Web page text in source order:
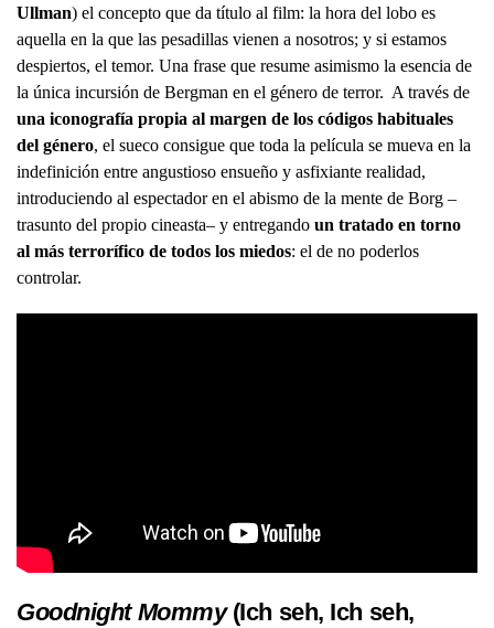
Ullman) el concepto que da título al film: la hora del lobo es
aquella en la que las pesadillas vienen a nosotros; y si estamos
despiertos, el temor. Una frase que resume asimismo la esencia de
la única incursión de Bergman en el género de terror. A través de
una iconografía propia al margen de los códigos habituales
del género, el sueco consigue que toda la película se mueva en la
indefinición entre angustioso ensueño y asfixiante realidad,
introduciendo al espectador en el abismo de la mente de Borg –
trasunto del propio cineasta– y entregando un tratado en torno
al más terrorífico de todos los miedos: el de no poderlos
controlar.
Goodnight Mommy(Ich seh, Ich seh,